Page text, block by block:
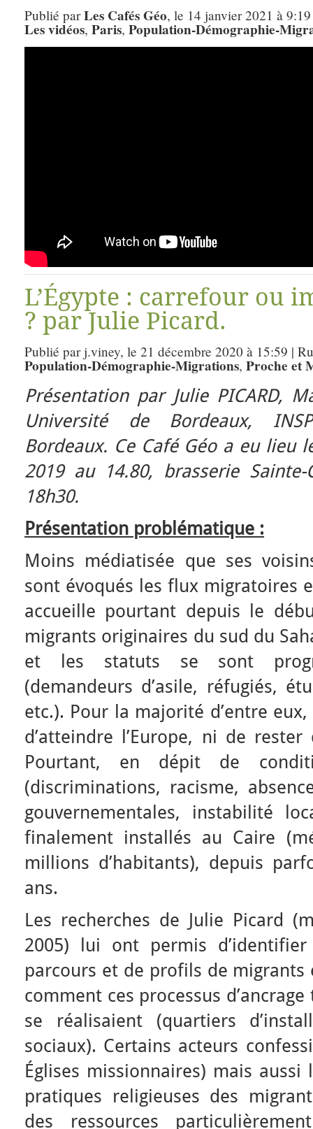
Publié parLes Cafés Géo, le 14 janvier 2021 à
Les vidéos, Paris, Population-Démographie-
L’Égypte : carrefour ou
? par Julie Picard.
Publié par j.viney, le 21 décembre 2020 à 15:59 |
Population-Démographie-Migrations, Proche et
Présentation par Julie PICARD,
Université de Bordeaux,
Bordeaux. Ce Café Géo a eu lieu
2019 au 14.80, brasserie
18h30.
Présentation problématique :
Moins médiatisée que ses
sont évoqués les flux migratoires
accueille pourtant depuis le
migrants originaires du sud du
et les statuts se sont
(demandeurs d’asile, réfugiés,
etc.). Pour la majorité d’entre
d’atteindre l’Europe, ni de
Pourtant, en dépit de
(discriminations, racisme,
gouvernementales, instabilité
finalement installés au Caire
millions d’habitants), depuis
ans.
Les recherches de Julie Picard
2005) lui ont permis
parcours et de profils de
comment ces processus
se réalisaient (quartiers
sociaux). Certains acteurs
Églises missionnaires) mais
pratiques religieuses des
des ressources